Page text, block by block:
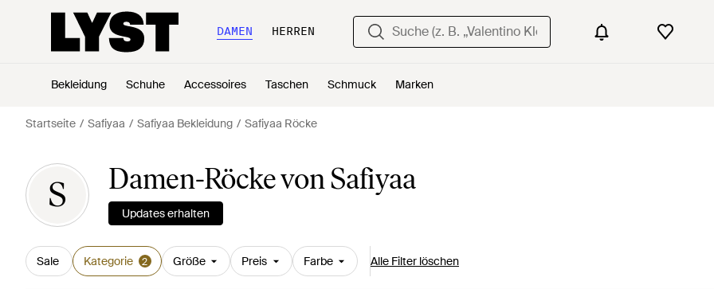
DAMEN HERREN
Bekleidung Schuhe Accessoires Taschen Schmuck Marken
Startseite Safiyaa Safiyaa Bekleidung Safiyaa Röcke
S Damen-Röcke von Safiyaa
Updates erhalten
Sale Kategorie 2 Größe Preis Farbe Alle Filter löschen